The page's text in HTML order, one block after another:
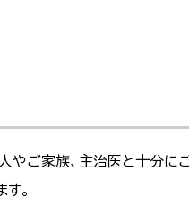
やご家族、主治医と十分に
。